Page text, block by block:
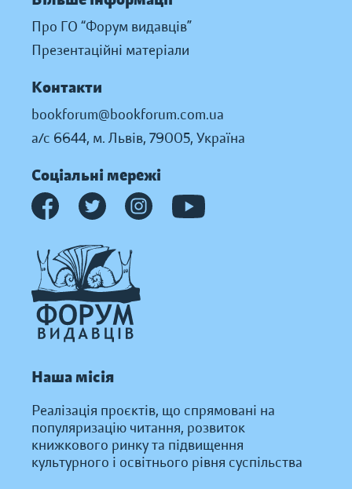
Про ГО “Форум видавців”
Презентаційні матеріали
Контакти
bookforum@bookforum.com.ua
а/с 6644, м. Львів, 79005, Україна
Соціальні мережі
Наша місія
Реалізація проєктів, що спрямовані на
популяризацію читання, розвиток
книжкового ринку та підвищення
культурного і освітнього рівня суспільства